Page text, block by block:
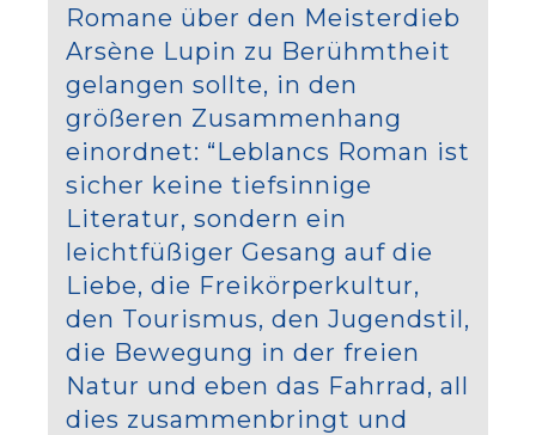
Romane über den Meisterdieb
Arsène Lupin zu Berühmtheit
gelangen sollte, in den
größeren Zusammenhang
einordnet: “Leblancs Roman ist
sicher keine tiefsinnige
Literatur, sondern ein
leichtfüßiger Gesang auf die
Liebe, die Freikörperkultur,
den Tourismus, den Jugendstil,
die Bewegung in der freien
Natur und eben das Fahrrad, all
dies zusammenbringt und